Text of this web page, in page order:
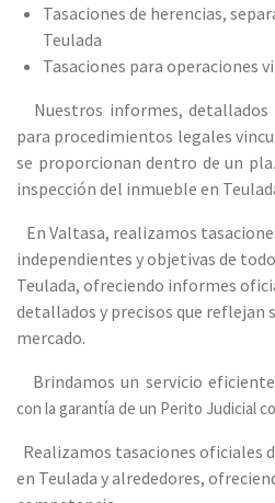
Tasaciones de herencias,
Teulada
Tasaciones para operaciones
Nuestros informes, detallados
para procedimientos legales
se proporcionan dentro de un
inspección del inmueble en
En Valtasa, realizamos
independientes y objetivas de
Teulada, ofreciendo informes
detallados y precisos que reflejan
mercado.
Brindamos un servicio
con la garantía de un Perito Judicial
Realizamos tasaciones oficiales
en Teulada y alrededores,